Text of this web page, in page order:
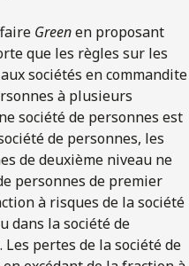
Greenen proposant
que les règles sur les
sociétés en commandite
à plusieurs
société de personnes est
de personnes, les
de deuxième niveau ne
personnes de premier
à risques de la société
dans la société de
pertes de la société de